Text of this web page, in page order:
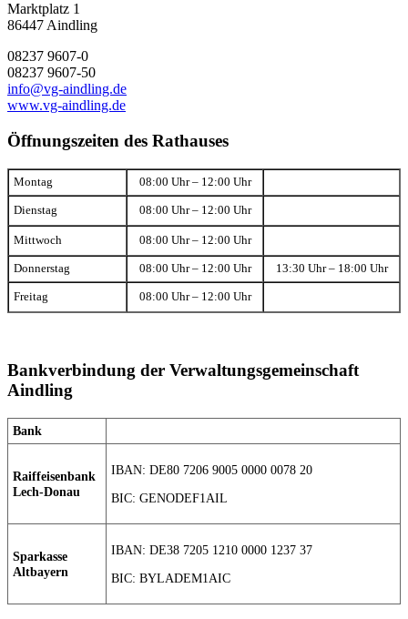
Marktplatz 1
86447 Aindling
08237 9607-0
08237 9607-50
info@vg-aindling.de
www.vg-aindling.de
Öffnungszeiten des Rathauses
Montag 08:00 Uhr – 12:00 Uhr
Dienstag 08:00 Uhr – 12:00 Uhr
Mittwoch 08:00 Uhr – 12:00 Uhr
Donnerstag 08:00 Uhr – 12:00 Uhr 13:30 Uhr – 18:00 Uhr
Freitag 08:00 Uhr – 12:00 Uhr
Bankverbindung der Verwaltungsgemeinschaft
Aindling
Bank
Raiffeisenbank
Lech-Donau
IBAN: DE80 7206 9005 0000 0078 20
BIC: GENODEF1AIL
Sparkasse
Altbayern
IBAN: DE38 7205 1210 0000 1237 37
BIC: BYLADEM1AIC